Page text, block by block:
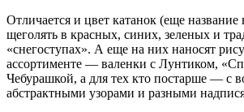
Отличается и цвет катанок (еще
щеголять в красных, синих, зеленых и
«снегоступах». А еще на них наносят
ассортименте — валенки с Лунтиком,
Чебурашкой, а для тех кто постарше — с
абстрактными узорами и разными